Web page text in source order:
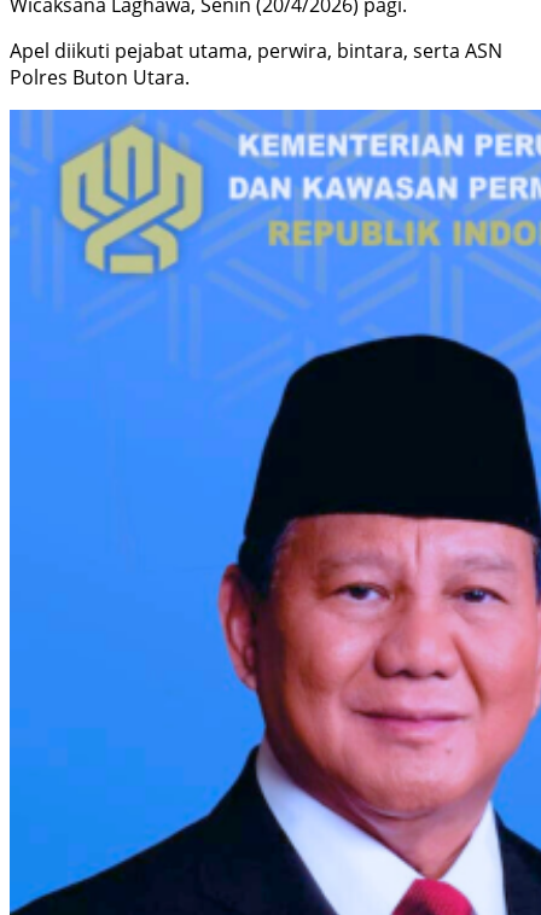
Apel diikuti pejabat utama, perwira, bintara, serta ASN
Polres Buton Utara.